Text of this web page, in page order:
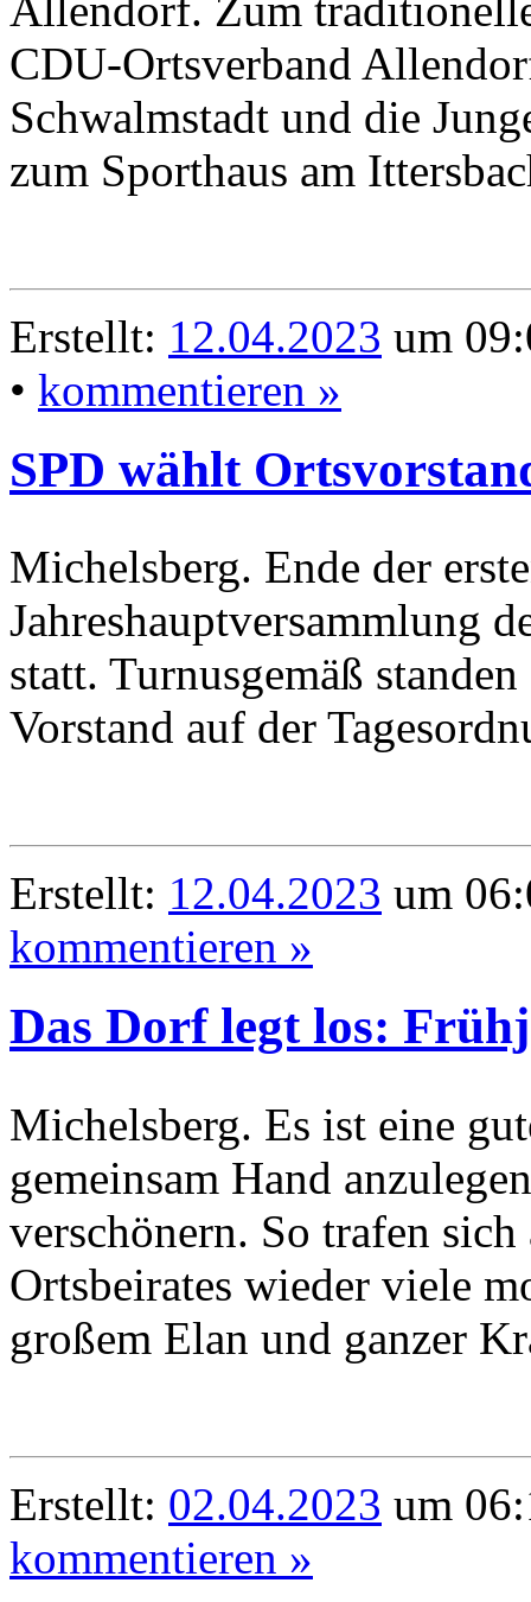
CDU-Ortsverband
Schwalmstadt und die
zum Sporthaus am
Erstellt: 12.04.2023 um
• kommentieren »
SPD wählt
Michelsberg. Ende der
Jahreshauptversammlung
statt. Turnusgemäß
Vorstand auf der
Erstellt: 12.04.2023 um
kommentieren »
Das Dorf legt los:
Michelsberg. Es ist eine
gemeinsam Hand
verschönern. So trafen
Ortsbeirates wieder viele
großem Elan und ganzer
Erstellt: 02.04.2023 um
kommentieren »